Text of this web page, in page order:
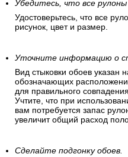
Убедитесь, что все рулоны
Удостоверьтесь, что все
рисунок, цвет и размер.
Уточните информацию о
Вид стыковки обоев указан
обозначающих
для правильного
Учтите, что при
вам потребуется запас
увеличит общий расход
Сделайте подгонку обоев.